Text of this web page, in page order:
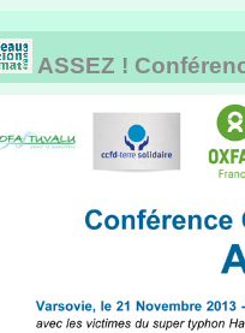
ASSEZ !